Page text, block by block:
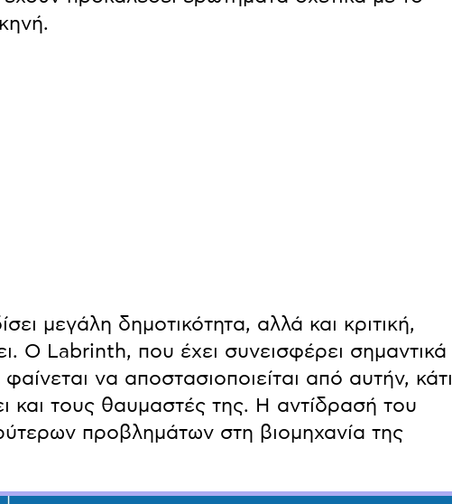
μεγάλη δημοτικότητα, αλλά και κριτική,
Ο Labrinth, που έχει συνεισφέρει σημαντικά
να αποστασιοποιείται από αυτήν, κάτι
και τους θαυμαστές της. Η αντίδρασή του
προβλημάτων στη βιομηχανία της